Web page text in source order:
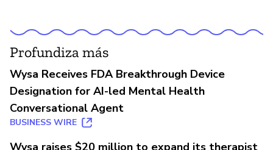
Profundiza más
Wysa Receives FDA Breakthrough Device
Designation for AI-led Mental Health
Conversational Agent
BUSINESS WIRE
Wysa raises $20 million to expand its therapist